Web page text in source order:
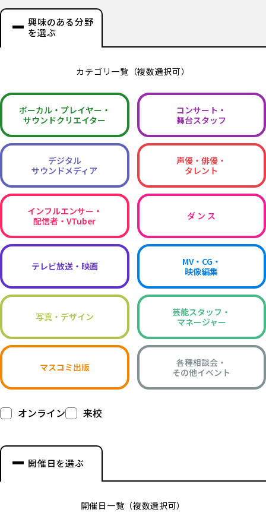
興味のある分野
を選ぶ
カテゴリ一覧（複数選択可）
ボーカル・ プレイヤー・
サウンドクリエイター
コンサート・
舞台スタッフ
デジタル
サウンドメディア
声優・俳優・
タレント
インフルエンサー・
配信者・VTuber
ダ ン ス
テレビ放送・映画
MV・CG・
映像編集
写真・デザイン
芸能スタッフ・
マネージャー
マスコミ出版
各種相談会・
その他イベント
オンライン 来校
開催日を選ぶ
開催日一覧（複数選択可）